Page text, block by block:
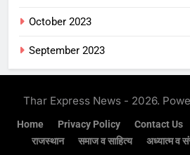
October 2023
September 2023
Thar Express News - 2026.
Home Privacy Policy Contact Us
राजस्थान
समाज व साहित्य अध्यात्म व